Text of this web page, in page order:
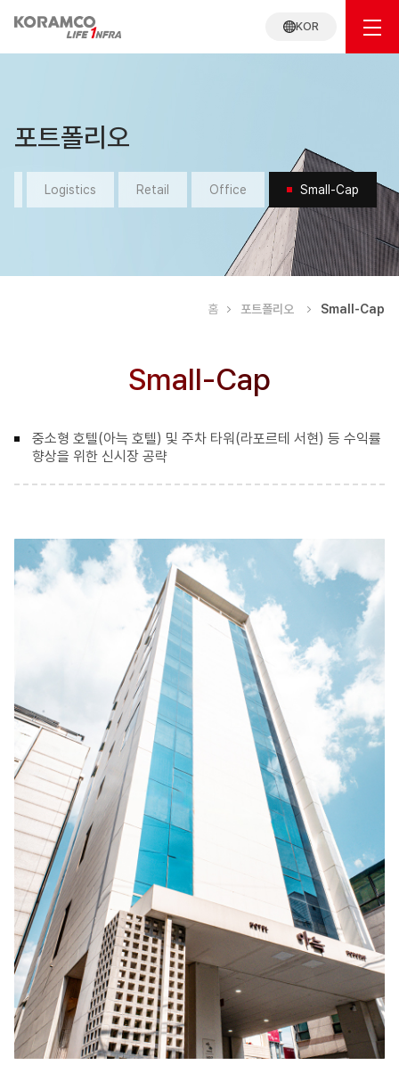
KOR
포트폴리오
Logistics Retail Office Small-Cap
홈 포트폴리오 Small-Cap
Small-Cap
중소형 호텔(아늑 호텔) 및 주차 타워(라포르테 서현) 등 수익률
향상을 위한 신시장 공략